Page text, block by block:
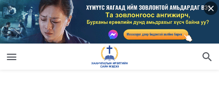
447 Итгэл чинь яг ямар вэ?